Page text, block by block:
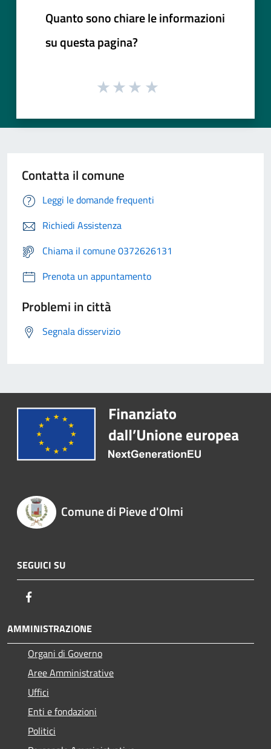
Quanto sono chiare le informazioni
su questa pagina?
Contatta il comune
Leggi le domande frequenti
Richiedi Assistenza
Chiama il comune 0372626131
Prenota un appuntamento
Problemi in città
Segnala disservizio
Comune di Pieve d'Olmi
SEGUICI SU
AMMINISTRAZIONE
Organi di Governo
Aree Amministrative
Uffici
Enti e fondazioni
Politici